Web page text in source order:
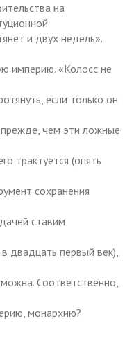
на
и двух недель».
империю. «Колосс не
если только он
чем эти ложные
трактуется (опять
сохранения
ставим
двадцать первый век),
Соответственно,
монархию?